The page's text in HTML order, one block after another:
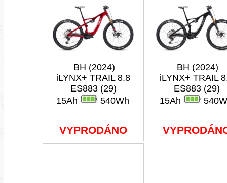
BH (2024)
iLYNX+ TRAIL 8.8
ES883 (29)
15Ah
540Wh
VYPRODÁNO
BH (2024)
iLYNX+ TRAIL
ES883 (29)
15Ah